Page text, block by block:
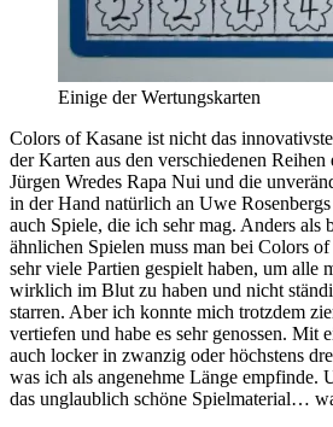
Einige der Wertungskarten
Colors of Kasane ist nicht das
der Karten aus den verschiedenen
Jürgen Wredes Rapa Nui und die
in der Hand natürlich an Uwe
auch Spiele, die ich sehr mag. Anders als
ähnlichen Spielen muss man bei Colors
sehr viele Partien gespielt haben, um alle
wirklich im Blut zu haben und nicht
starren. Aber ich konnte mich trotzdem
vertiefen und habe es sehr genossen. Mit
auch locker in zwanzig oder höchstens
was ich als angenehme Länge empfinde.
das unglaublich schöne Spielmaterial…